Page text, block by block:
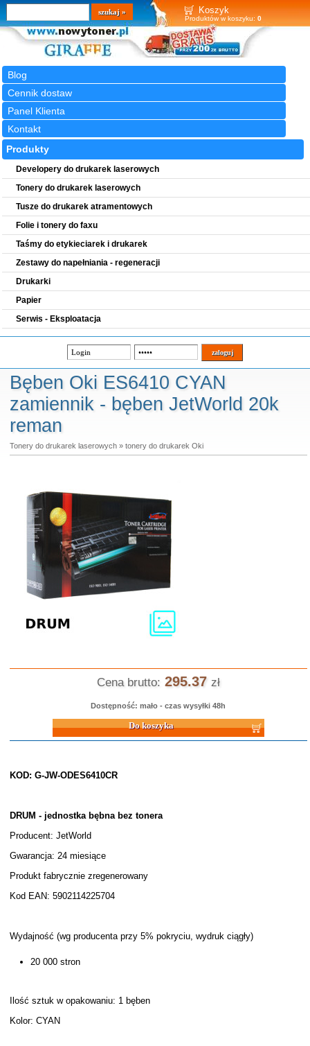
Koszyk
Produktów w koszyku: 0
Blog
Cennik dostaw
Panel Klienta
Kontakt
Wyszukiwarka
szukaj
Produkty
Developery do drukarek laserowych
Tonery do drukarek laserowych
Tusze do drukarek atramentowych
Folie i tonery do faxu
Taśmy do etykieciarek i drukarek
Zestawy do napełniania - regeneracji
Drukarki
Papier
Serwis - Eksploatacja
Bęben Oki ES6410 CYAN
zamiennik - bęben JetWorld 20k
reman
Tonery do drukarek laserowych» tonery do drukarek Oki
Cena brutto: 295.37 zł
Dostępność: mało - czas wysyłki 48h
Do koszyka
KOD: G-JW-ODES6410CR
DRUM - jednostka bębna bez tonera
Producent: JetWorld
Gwarancja: 24 miesiące
Produkt fabrycznie zregenerowany
Kod EAN: 5902114225704
Wydajność (wg producenta przy 5% pokryciu, wydruk ciągły)
20 000 stron
Ilość sztuk w opakowaniu: 1 bęben
Kolor: CYAN